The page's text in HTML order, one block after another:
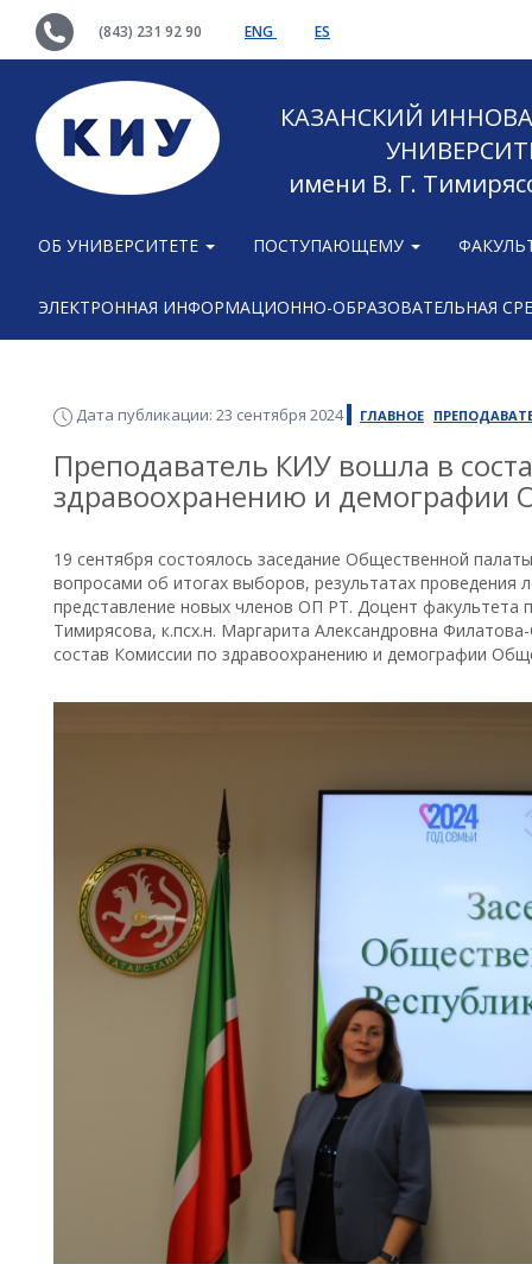
(843) 231 92 90 ENG ES
КАЗАНСКИЙ
имени В. Г.
ОБ УНИВЕРСИТЕТЕ ПОСТУПАЮЩЕМУ
ЭЛЕКТРОННАЯ ИНФОРМАЦИОННО-ОБРАЗОВАТЕЛЬНАЯ
Дата публикации: 23 сентября 2024 ГЛАВНОЕ
Преподаватель КИУ вошла в
здравоохранению и демографии
19 сентября состоялось заседание Общественной
вопросами об итогах выборов, результатах проведения
представление новых членов ОП РТ. Доцент факультета
Тимирясова, к.псх.н. Маргарита Александровна
состав Комиссии по здравоохранению и демографии